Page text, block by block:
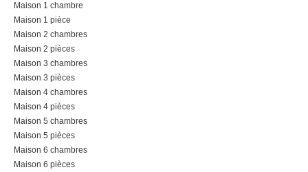
Maison 1 chambre
Maison 1 pièce
Maison 2 chambres
Maison 2 pièces
Maison 3 chambres
Maison 3 pièces
Maison 4 chambres
Maison 4 pièces
Maison 5 chambres
Maison 5 pièces
Maison 6 chambres
Maison 6 pièces